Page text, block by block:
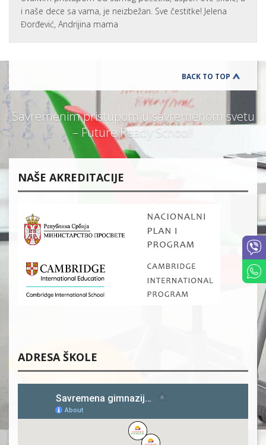
i naše dece sa vama, je neizbežan. Sve čestitke! Jelena
Đorđević, Andrijina mama
BACK TO TOP
Savremenim pristupom u savremenom svetu
– Future Ready School!
NAŠE AKREDITACIJE
ADRESA ŠKOLE